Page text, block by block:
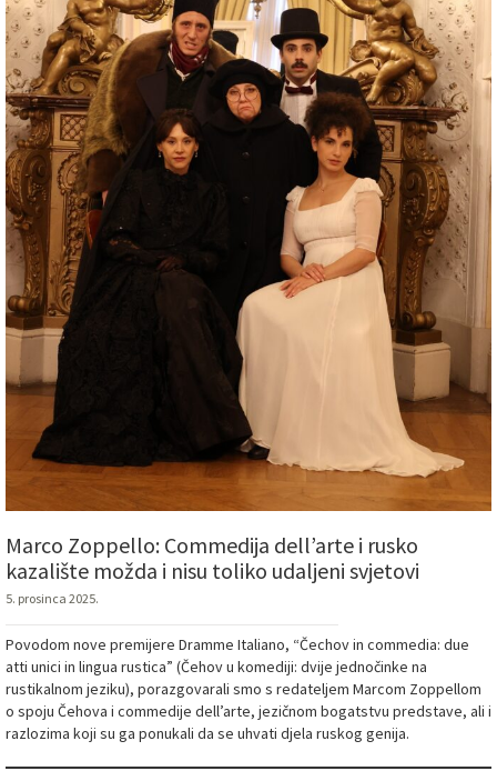
Marco Zoppello: Commedija dell’arte i rusko
kazalište možda i nisu toliko udaljeni svjetovi
5. prosinca 2025.
Povodom nove premijere Dramme Italiano, “Čechov in commedia: due
atti unici in lingua rustica” (Čehov u komediji: dvije jednočinke na
rustikalnom jeziku), porazgovarali smo s redateljem Marcom Zoppellom
o spoju Čehova i commedije dell’arte, jezičnom bogatstvu predstave, ali i
razlozima koji su ga ponukali da se uhvati djela ruskog genija.